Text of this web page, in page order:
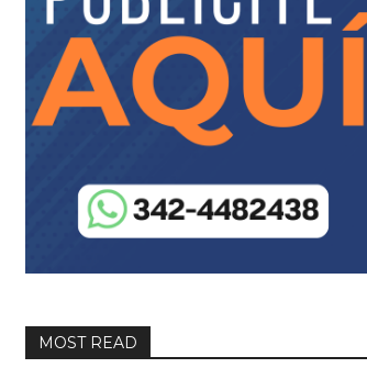
MOST READ